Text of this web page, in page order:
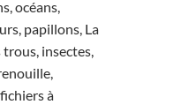
océans,
papillons, La
insectes,
à